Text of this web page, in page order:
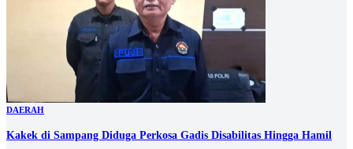
DAERAH
Kakek di Sampang Diduga Perkosa Gadis Disabilitas Hingga Hamil